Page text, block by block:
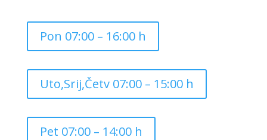
Pon 07:00 – 16:00 h
Uto,Srij,Četv 07:00 – 15:00 h
Pet 07:00 – 14:00 h